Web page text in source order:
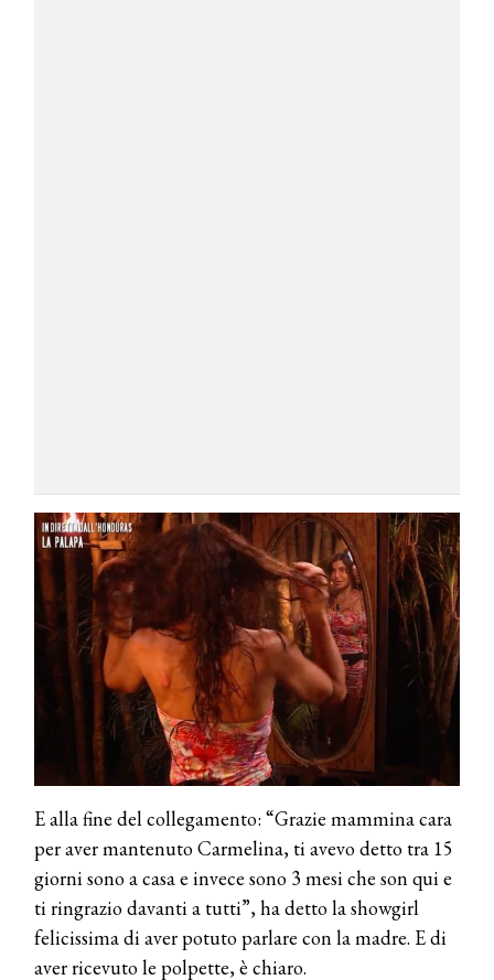
E alla fine del collegamento: “Grazie mammina cara
per aver mantenuto Carmelina, ti avevo detto tra 15
giorni sono a casa e invece sono 3 mesi che son qui e
ti ringrazio davanti a tutti”, ha detto la showgirl
felicissima di aver potuto parlare con la madre. E di
aver ricevuto le polpette, è chiaro.